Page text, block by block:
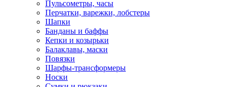
Пульсометры, часы
Перчатки, варежки, лобстеры
Шапки
Банданы и баффы
Кепки и козырьки
Балаклавы, маски
Повязки
Шарфы-трансформеры
Носки